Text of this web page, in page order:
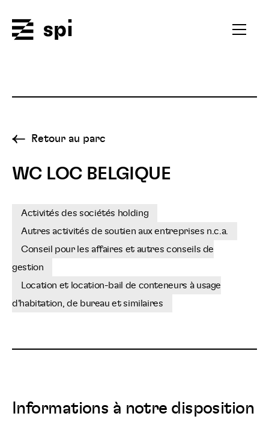
Ouvrir
Retour au parc
WC LOC BELGIQUE
Activités des sociétés holding
Autres activités de soutien aux entreprises n.c.a.
Conseil pour les affaires et autres conseils de
gestion
Location et location-bail de conteneurs à usage
d'habitation, de bureau et similaires
Informations à notre disposition